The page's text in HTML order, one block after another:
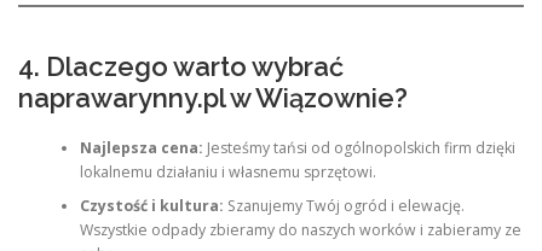
4. Dlaczego warto wybrać
naprawarynny.pl w Wiązownie?
Najlepsza cena: Jesteśmy tańsi od ogólnopolskich firm dzięki
lokalnemu działaniu i własnemu sprzętowi.
Czystość i kultura: Szanujemy Twój ogród i elewację.
Wszystkie odpady zbieramy do naszych worków i zabieramy ze